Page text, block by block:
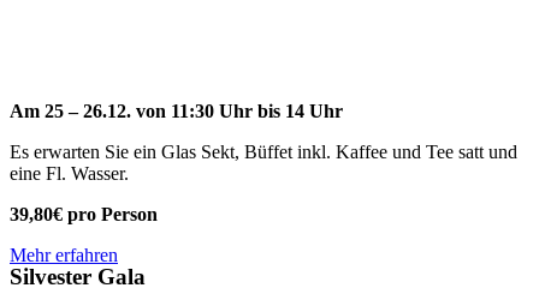
Am 25 – 26.12. von 11:30 Uhr bis 14 Uhr
Es erwarten Sie ein Glas Sekt, Büffet inkl. Kaffee und Tee satt und
eine Fl. Wasser.
39,80€ pro Person
Mehr erfahren
Silvester Gala